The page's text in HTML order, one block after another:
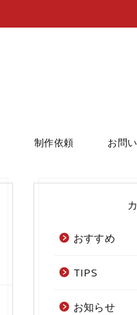
制作依頼 お問
おすすめ
TIPS
お知らせ